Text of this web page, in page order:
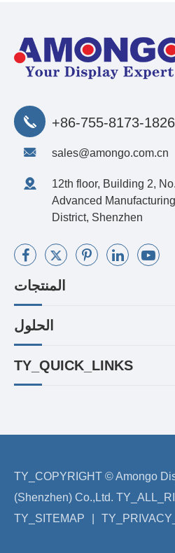
+86-755-8173-1826
sales@amongo.com.cn
12th floor, Building 2,
Advanced
District, Shenzhen
المنتجات
الحلول
TY_QUICK_LINKS
TY_COPYRIGHT ©Amongo
(Shenzhen) Co.,Ltd.
TY_SITEMAP